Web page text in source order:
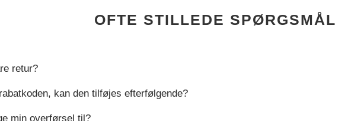
OFTE STILLEDE SPØRGSMÅL
retur?
kan den tilføjes efterfølgende?
min overførsel til?